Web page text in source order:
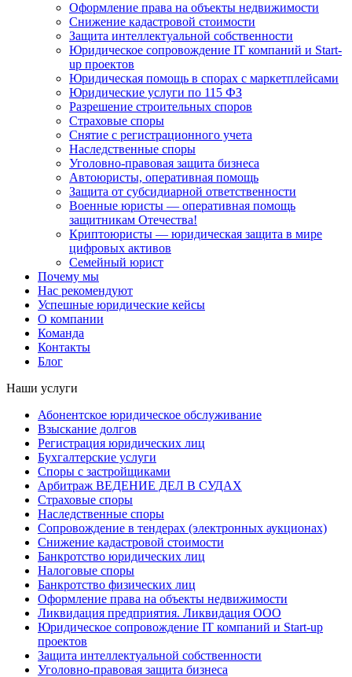
Оформление права на объекты недвижимости
Снижение кадастровой стоимости
Защита интеллектуальной собственности
Юридическое сопровождение IT компаний и Start-
up проектов
Юридическая помощь в спорах с маркетплейсами
Юридические услуги по 115 ФЗ
Разрешение строительных споров
Страховые споры
Снятие с регистрационного учета
Наследственные споры
Уголовно-правовая защита бизнеса
Автоюристы, оперативная помощь
Защита от субсидиарной ответственности
Военные юристы — оперативная помощь
защитникам Отечества!
Криптоюристы — юридическая защита в мире
цифровых активов
Семейный юрист
Почему мы
Нас рекомендуют
Успешные юридические кейсы
О компании
Команда
Контакты
Блог
Наши услуги
Абонентское юридическое обслуживание
Взыскание долгов
Регистрация юридических лиц
Бухгалтерские услуги
Споры с застройщиками
Арбитраж ВЕДЕНИЕ ДЕЛ В СУДАХ
Страховые споры
Наследственные споры
Сопровождение в тендерах (электронных аукционах)
Снижение кадастровой стоимости
Банкротство юридических лиц
Налоговые споры
Банкротство физических лиц
Оформление права на объекты недвижимости
Ликвидация предприятия. Ликвидация ООО
Юридическое сопровождение IT компаний и Start-up
проектов
Защита интеллектуальной собственности
Уголовно-правовая защита бизнеса